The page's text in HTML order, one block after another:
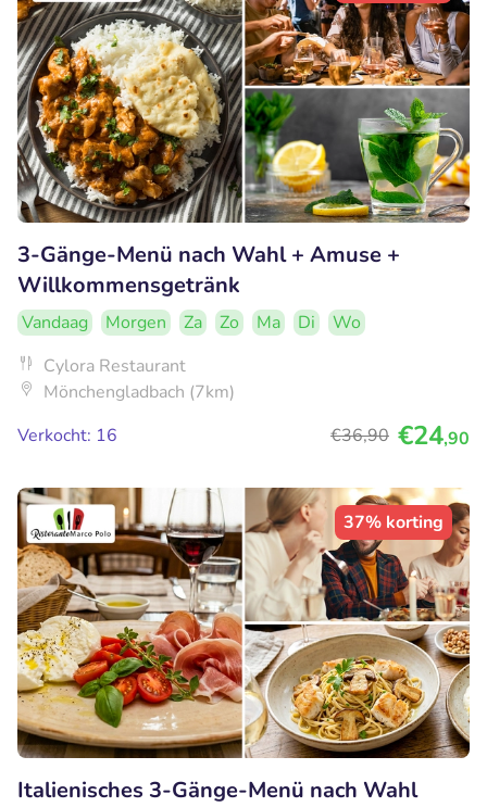
3-Gänge-Menü nach Wahl + Amuse +
Willkommensgetränk
Vandaag Morgen Za Zo Ma Di
Wo
Cylora Restaurant
Mönchengladbach (7km)
Verkocht: 16
€36,90 €24,90
37% korting
Italienisches 3-Gänge-Menü nach Wahl